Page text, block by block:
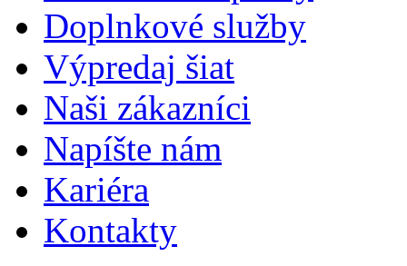
Doplnkové služby
Výpredaj šiat
Naši zákazníci
Napíšte nám
Kariéra
Kontakty